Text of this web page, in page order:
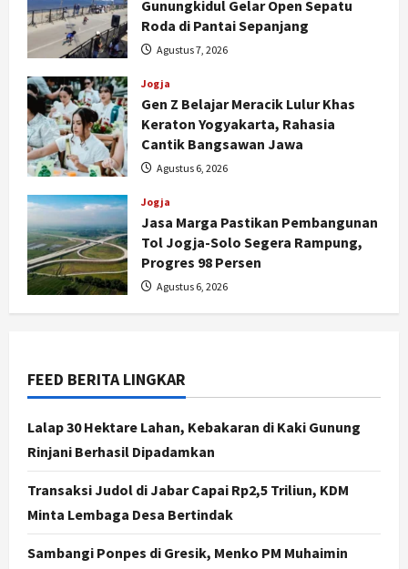
Gunungkidul Gelar Open Sepatu
Roda di Pantai Sepanjang
Agustus 7, 2026
Jogja
Gen Z Belajar Meracik Lulur Khas
Keraton Yogyakarta, Rahasia
Cantik Bangsawan Jawa
Agustus 6, 2026
Jogja
Jasa Marga Pastikan Pembangunan
Tol Jogja-Solo Segera Rampung,
Progres 98 Persen
Agustus 6, 2026
FEED BERITA LINGKAR
Lalap 30 Hektare Lahan, Kebakaran di Kaki Gunung
Rinjani Berhasil Dipadamkan
Transaksi Judol di Jabar Capai Rp2,5 Triliun, KDM
Minta Lembaga Desa Bertindak
Sambangi Ponpes di Gresik, Menko PM Muhaimin
2
Serapan Danais Bantul Capai 60
Persen, Pengadaan Gamelan Rp1,5
Miliar
3
Kapanewon Pajangan Rampungkan
Verifikasi Indeks Desa 2026, 3
Agustus 8, 2026
4
Politik
Hari Jadi Pati ke-703 Jadi
Momentum Kemajuan, Ini Pesan Ali
Badrudin
Agustus 8, 2026